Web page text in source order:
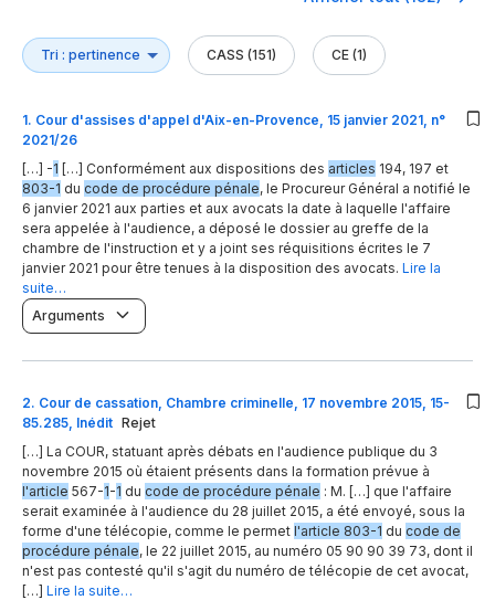
CASS (151) CE (1)
1. Cour d'assises d'appel d'Aix-en-Provence, 15 janvier 2021, n°
2021/26
[…] -1 […] Conformément aux dispositions des articles 194, 197 et
803-1 du code de procédure pénale, le Procureur Général a notifié le
6 janvier 2021 aux parties et aux avocats la date à laquelle l'affaire
sera appelée à l'audience, a déposé le dossier au greffe de la
chambre de l'instruction et y a joint ses réquisitions écrites le 7
janvier 2021 pour être tenues à la disposition des avocats. Lire la
suite…
Arguments
2. Cour de cassation, Chambre criminelle, 17 novembre 2015, 15-
85.285, Inédit Rejet
[…] La COUR, statuant après débats en l'audience publique du 3
novembre 2015 où étaient présents dans la formation prévue à
l'article 567-1-1 du code de procédure pénale : M. […] que l'affaire
serait examinée à l'audience du 28 juillet 2015, a été envoyé, sous la
forme d'une télécopie, comme le permet l'article 803-1 du code de
procédure pénale, le 22 juillet 2015, au numéro 05 90 90 39 73, dont il
n'est pas contesté qu'il s'agit du numéro de télécopie de cet avocat,
[…] Lire la suite…